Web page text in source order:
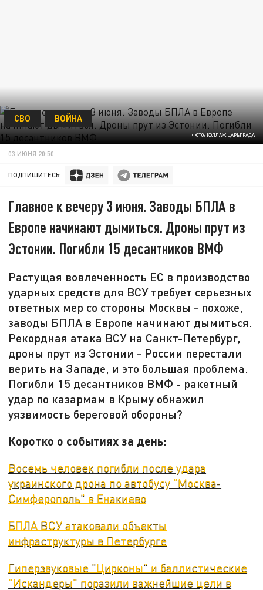
ФОТО: КОЛЛАЖ ЦАРЬГРАДА
СВО ВОЙНА
03 ИЮНЯ 20:50
ПОДПИШИТЕСЬ:
Главное к вечеру 3 июня. Заводы БПЛА в
Европе начинают дымиться. Дроны прут из
Эстонии. Погибли 15 десантников ВМФ
Растущая вовлеченность ЕС в производство
ударных средств для ВСУ требует серьезных
ответных мер со стороны Москвы - похоже,
заводы БПЛА в Европе начинают дымиться.
Рекордная атака ВСУ на Санкт-Петербург,
дроны прут из Эстонии - России перестали
верить на Западе, и это большая проблема.
Погибли 15 десантников ВМФ - ракетный
удар по казармам в Крыму обнажил
уязвимость береговой обороны?
Коротко о событиях за день:
Восемь человек погибли после удара
украинского дрона по автобусу "Москва-
Симферополь" в Енакиево
БПЛА ВСУ атаковали объекты
инфраструктуры в Петербурге
Гиперзвуковые "Цирконы" и баллистические
"Искандеры" поразили важнейшие цели в